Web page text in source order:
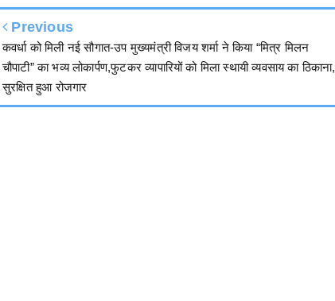
Previous
कवर्धा को मिली नई सौगात-उप मुख्यमंत्री विजय शर्मा ने किया “मित्र मिलन
चौपाटी” का भव्य लोकार्पण,फुटकर व्यापारियों को मिला स्थायी व्यवसाय का ठिकाना,
सुरक्षित हुआ रोजगार